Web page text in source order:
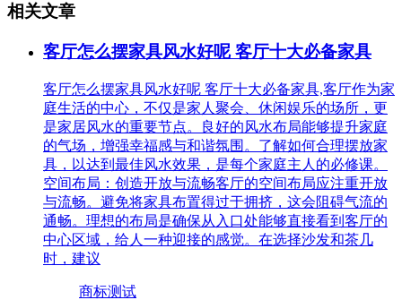
相关文章
客厅怎么摆家具风水好呢 客厅十大必备家具
客厅怎么摆家具风水好呢 客厅十大必备家具,客厅作为家
庭生活的中心，不仅是家人聚会、休闲娱乐的场所，更
是家居风水的重要节点。良好的风水布局能够提升家庭
的气场，增强幸福感与和谐氛围。了解如何合理摆放家
具，以达到最佳风水效果，是每个家庭主人的必修课。
空间布局：创造开放与流畅客厅的空间布局应注重开放
与流畅。避免将家具布置得过于拥挤，这会阻碍气流的
通畅。理想的布局是确保从入口处能够直接看到客厅的
中心区域，给人一种迎接的感觉。在选择沙发和茶几
时，建议
商标测试